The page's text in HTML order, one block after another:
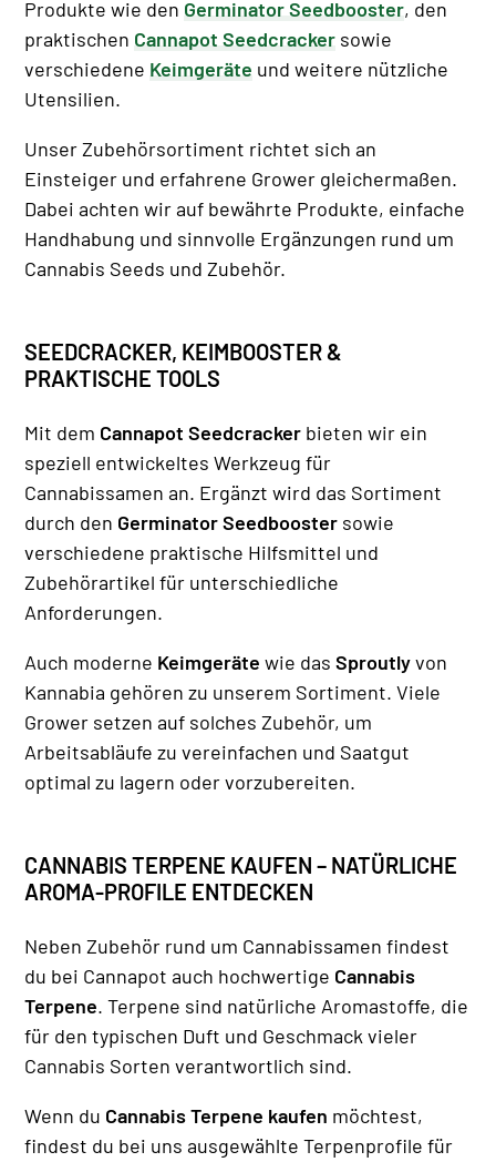
Produkte wie den Germinator Seedbooster, den
praktischen Cannapot Seedcracker sowie
verschiedene Keimgeräte und weitere nützliche
Utensilien.
Unser Zubehörsortiment richtet sich an
Einsteiger und erfahrene Grower gleichermaßen.
Dabei achten wir auf bewährte Produkte, einfache
Handhabung und sinnvolle Ergänzungen rund um
Cannabis Seeds und Zubehör.
SEEDCRACKER, KEIMBOOSTER &
PRAKTISCHE TOOLS
Mit dem Cannapot Seedcracker bieten wir ein
speziell entwickeltes Werkzeug für
Cannabissamen an. Ergänzt wird das Sortiment
durch den Germinator Seedbooster sowie
verschiedene praktische Hilfsmittel und
Zubehörartikel für unterschiedliche
Anforderungen.
Auch moderne Keimgeräte wie das Sproutlyvon
Kannabia gehören zu unserem Sortiment. Viele
Grower setzen auf solches Zubehör, um
Arbeitsabläufe zu vereinfachen und Saatgut
optimal zu lagern oder vorzubereiten.
CANNABIS TERPENE KAUFEN – NATÜRLICHE
AROMA-PROFILE ENTDECKEN
Neben Zubehör rund um Cannabissamen findest
du bei Cannapot auch hochwertige Cannabis
Terpene. Terpene sind natürliche Aromastoffe, die
für den typischen Duft und Geschmack vieler
Cannabis Sorten verantwortlich sind.
Wenn du Cannabis Terpene kaufen möchtest,
findest du bei uns ausgewählte Terpenprofile für